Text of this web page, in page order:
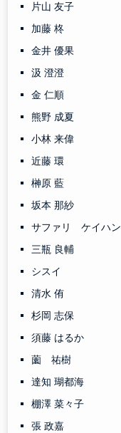
片山 友子
加藤 柊
金井 優果
汲 澄澄
金 仁順
熊野 成夏
小林 来偉
近藤 環
榊原 藍
坂本 那紗
サファリ ケイハン
三瓶 良輔
シスイ
清水 侑
杉岡 志保
須藤 はるか
薗 祐樹
達知 瑚都海
棚澤 菜々子
張 政嘉